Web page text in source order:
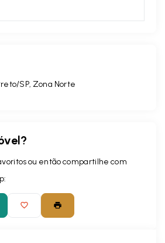
SP, Zona Norte
ou então compartilhe com